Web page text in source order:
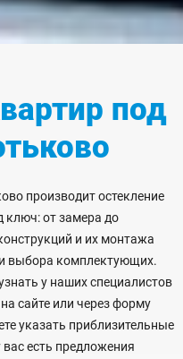
под
производит остекление
ключ: от замера до
и их монтажа
выбора комплектующих.
у наших специалистов
сайте или через форму
указать приблизительные
есть предложения